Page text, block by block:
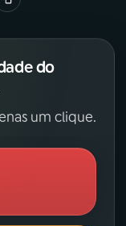
do
um clique.